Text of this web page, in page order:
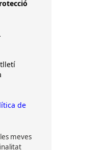
de
meves